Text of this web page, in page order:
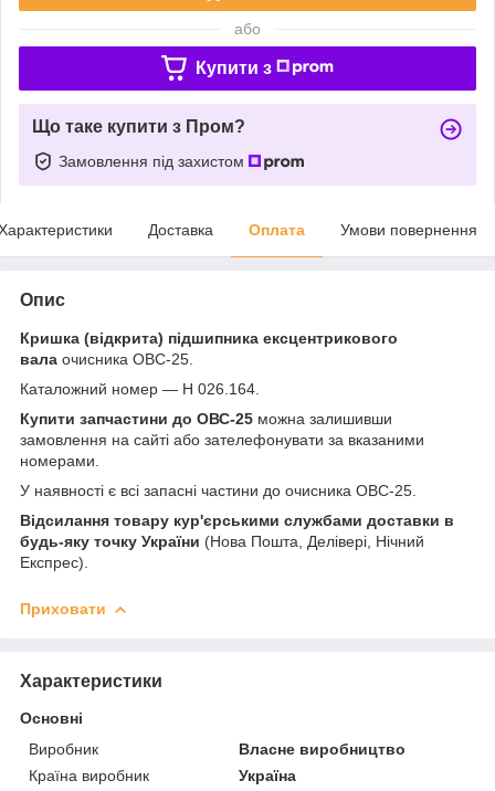
або
Купити з
Що таке купити з Пром?
Замовлення під захистом
Доставка Оплата Умови повернення
Опис
Кришка (відкрита) підшипника ексцентрикового
вала очисника ОВС-25.
Каталожний номер — Н 026.164.
Купити запчастини до ОВС-25 можна залишивши
замовлення на сайті або зателефонувати за вказаними
номерами.
У наявності є всі запасні частини до очисника ОВС-25.
Відсилання товару кур'єрськими службами доставки в
будь-яку точку України (Нова Пошта, Делівері, Нічний
Експрес).
Приховати
Характеристики
Основні
Виробник
Власне виробництво
Країна виробник
Україна